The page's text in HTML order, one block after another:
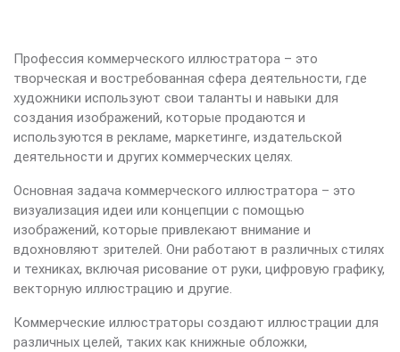
Профессия коммерческого иллюстратора – это
творческая и востребованная сфера деятельности, где
художники используют свои таланты и навыки для
создания изображений, которые продаются и
используются в рекламе, маркетинге, издательской
деятельности и других коммерческих целях.
Основная задача коммерческого иллюстратора – это
визуализация идеи или концепции с помощью
изображений, которые привлекают внимание и
вдохновляют зрителей. Они работают в различных стилях
и техниках, включая рисование от руки, цифровую графику,
векторную иллюстрацию и другие.
Коммерческие иллюстраторы создают иллюстрации для
различных целей, таких как книжные обложки,